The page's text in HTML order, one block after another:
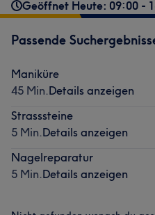
Geöffnet Heute: 09:00 -
Passende
Maniküre
45 Min.Details anzeigen
Strasssteine
5 Min.Details anzeigen
Nagelreparatur
5 Min.Details anzeigen